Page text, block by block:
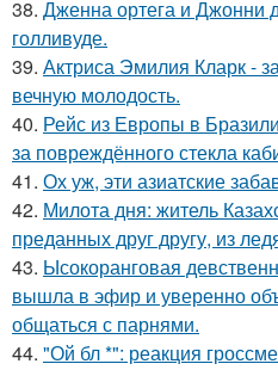
38. Дженна ортега и Джонни
голливуде.
39. Актриса Эмилия Кларк -
вечную молодость.
40. Рейс из Европы в
за повреждённого стекла
41. Ох уж, эти азиатские
42. Милота дня: житель
преданных друг другу, из
43. Ысокоранговая
вышла в эфир и уверенно
общаться с парнями.
44. "Ой бл *": реакция